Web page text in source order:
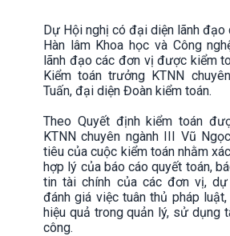
Dự Hội nghị có đại diện lãnh đạo
Hàn lâm Khoa học và Công
lãnh đạo các đơn vị được kiểm
Kiểm toán trưởng KTNN
Tuấn, đại diện Đoàn kiểm toán.
Theo Quyết định kiểm toán
KTNN chuyên ngành III Vũ
tiêu của cuộc kiểm toán nhằm
hợp lý của báo cáo quyết toán,
tin tài chính của các đơn vị,
đánh giá việc tuân thủ pháp
hiệu quả trong quản lý, sử dụng
công.